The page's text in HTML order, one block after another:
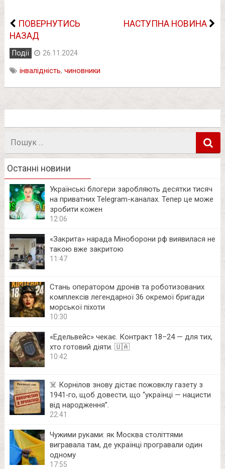
ПОВЕРНУТИСЬ
НАЗАД
НАСТУПНА НОВИНА
Події 26.11.2024
інвалідність, чиновники
Пошук
Останні новини
Українські блогери заробляють десятки тисяч
на приватних Telegram-каналах. Тепер це може
зробити кожен
12:06
«Закрита» нарада Міноборони рф виявилася не
такою вже закритою
11:47
Стань оператором дронів та роботизованих
комплексів легендарної 36 окремої бригади
морської піхоти
10:30
«Едельвейс» чекає. Контракт 18–24 — для тих,
хто готовий діяти. 🇺🇦
10:42
☠️ Корнілов знову дістає пожовклу газету з
1941‑го, щоб довести, що “українці — нацисти
від народження”.
22:41
Чужими руками: як Москва століттями
вигравала там, де українці програвали один
одному
17:55